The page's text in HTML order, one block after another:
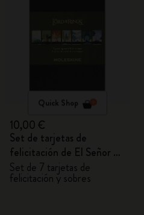
Quick Shop
10,00 €
Set de tarjetas de
felicitación de El Señor de
los Anillos
Set de 7 tarjetas de
felicitación y sobres